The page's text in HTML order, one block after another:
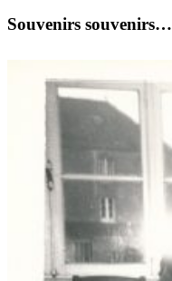
Souvenirs souvenirs…